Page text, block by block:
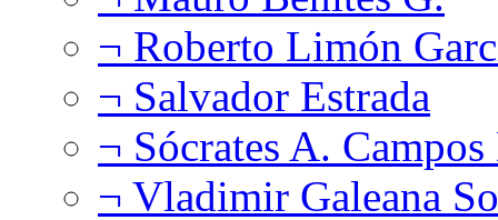
¬ Roberto Limón
¬ Salvador Estrada
¬ Sócrates A.
¬ Vladimir Galeana